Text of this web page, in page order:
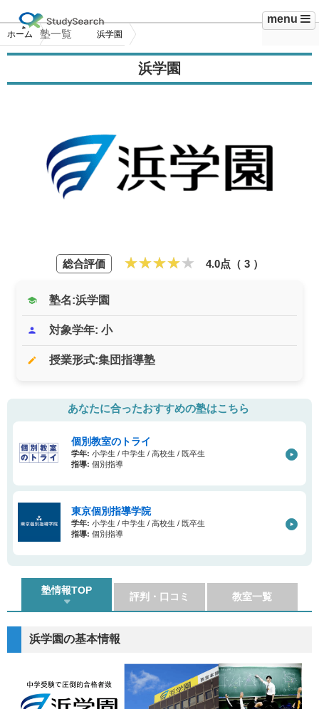
menu
ホーム 塾一覧 浜学園
浜学園
総合評価 4.0点（ 3 ）
school 塾名:浜学園
person 対象学年: 小
edit 授業形式:集団指導塾
あなたに合ったおすすめの塾はこちら
個別教室のトライ
学年: 小学生 / 中学生 / 高校生 / 既卒生
指導: 個別指導
東京個別指導学院
学年: 小学生 / 中学生 / 高校生 / 既卒生
指導: 個別指導
塾情報TOP
評判・口コミ 教室一覧
浜学園の基本情報